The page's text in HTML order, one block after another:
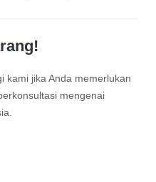
kami jika Anda memerlukan
mengenai